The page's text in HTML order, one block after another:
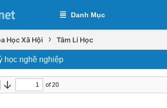
Danh Mục
Học Xã Hội › Tâm Lí Học
học nghề nghiệp